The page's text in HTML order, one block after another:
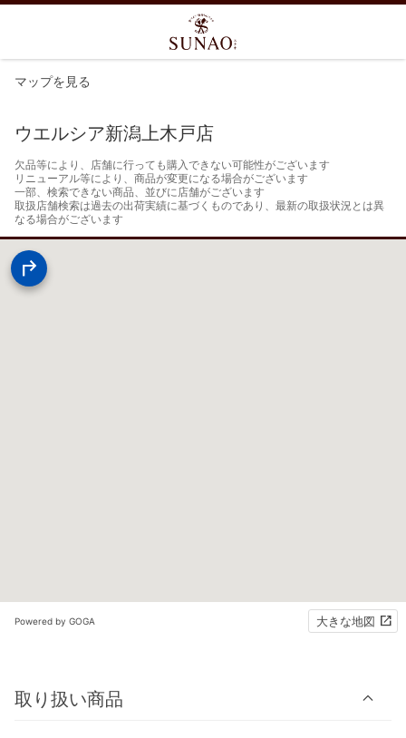
マップを見る
ウエルシア新潟上木戸店
欠品等により、店舗に行っても購入できない可能性がございます
リニューアル等により、商品が変更になる場合がございます
一部、検索できない商品、並びに店舗がございます
取扱店舗検索は過去の出荷実績に基づくものであり、最新の取扱状況とは異
なる場合がございます
Powered by GOGA 大きな地図
取り扱い商品